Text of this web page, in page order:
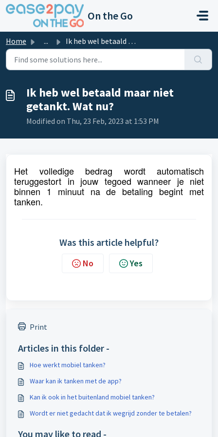
Skip to main content
On the Go
Home ... Ik heb wel betaald maar niet getankt. Wat nu?
Ik heb wel betaald maar niet
getankt. Wat nu?
Modified on Thu, 23 Feb, 2023 at 1:53 PM
Het volledige bedrag wordt automatisch
teruggestort in jouw tegoed wanneer je niet
binnen 1 minuut na de betaling begint met
tanken.
Was this article helpful?
No Yes
Print
Articles in this folder -
Hoe werkt mobiel tanken?
Waar kan ik tanken met de app?
Kan ik ook in het buitenland mobiel tanken?
Wordt er niet gedacht dat ik wegrijd zonder te betalen?
You may like to read -